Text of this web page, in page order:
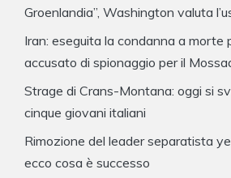
Groenlandia”, Washington valuta
Iran: eseguita la condanna a morte
accusato di spionaggio per il
Strage di Crans-Montana: oggi si
cinque giovani italiani
Rimozione del leader separatista
ecco cosa è successo